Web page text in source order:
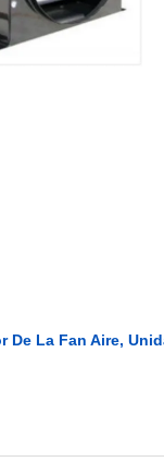
La Fan Aire,